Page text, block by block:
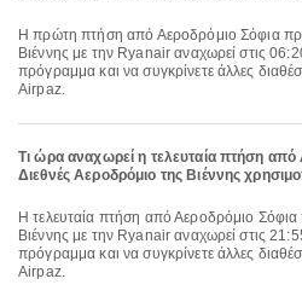
Η πρώτη πτήση από Αεροδρόμιο Σόφια προς Διεθνές Αεροδρόμιο της
Βιέννης με την Ryanair αναχωρεί στις
πρόγραμμα και να συγκρίνετε άλλες
Airpaz.
Τι ώρα αναχωρεί η τελευταία πτήση
Διεθνές Αεροδρόμιο της Βιέννης
Η τελευταία πτήση από Αεροδρόμιο Σόφια προς Διεθνές Αεροδρόμιο της
Βιέννης με την Ryanair αναχωρεί στις
πρόγραμμα και να συγκρίνετε άλλες
Airpaz.